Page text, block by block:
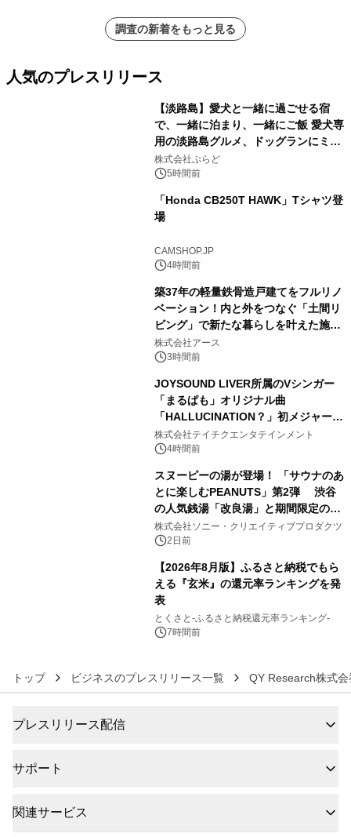
調査の新着をもっと見る
人気のプレスリリース
【淡路島】愛犬と一緒に過ごせる宿
で、一緒に泊まり、一緒にご飯 愛犬専
用の淡路島グルメ、ドッグランにミニ
プール グランピングとトレーラーハウ
スの2施設で
株式会社ぷらど
5時間前
「Honda CB250T HAWK」Tシャツ登
場
CAMSHOP.JP
4時間前
築37年の軽量鉄骨造戸建てをフルリノ
ベーション！内と外をつなぐ「土間リ
ビング」で新たな暮らしを叶えた施工
事例を株式会社アースが公開
株式会社アース
3時間前
JOYSOUND LIVER所属のVシンガー
「まるぱも」オリジナル曲
「HALLUCINATION？」初メジャー配
信リリース決定！
株式会社テイチクエンタテインメント
4時間前
スヌーピーの湯が登場！ 「サウナのあ
とに楽しむPEANUTS」第2弾 渋谷
の人気銭湯「改良湯」と期間限定のコ
ラボレーション サウナイキタイコラ
ボグッズも発売決定！
株式会社ソニー・クリエイティブプロダクツ
2日前
【2026年8月版】ふるさと納税でもら
える『玄米』の還元率ランキングを発
表
とくさと-ふるさと納税還元率ランキング-
7時間前
トップ ビジネスのプレスリリース一覧 QY Research株式会
プレスリリース配信
サポート
関連サービス